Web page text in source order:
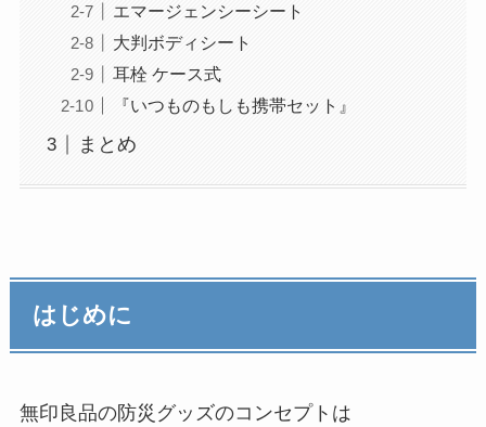
エマージェンシーシート
大判ボディシート
耳栓 ケース式
『いつものもしも携帯セット』
まとめ
はじめに
無印良品の防災グッズのコンセプトは